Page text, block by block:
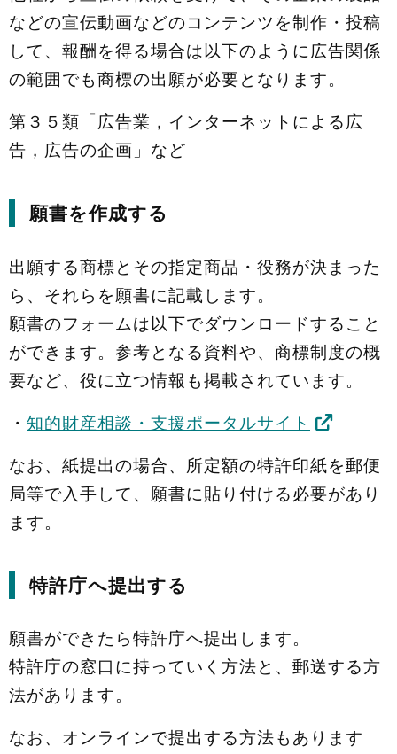
などの宣伝動画などのコンテンツを制作・投稿
して、報酬を得る場合は以下のように広告関係
の範囲でも商標の出願が必要となります。
第３５類「広告業，インターネットによる広
告，広告の企画」など
願書を作成する
出願する商標とその指定商品・役務が決まった
ら、それらを願書に記載します。
願書のフォームは以下でダウンロードすること
ができます。参考となる資料や、商標制度の概
要など、役に立つ情報も掲載されています。
・ 知的財産相談・支援ポータルサイト
なお、紙提出の場合、所定額の特許印紙を郵便
局等で入手して、願書に貼り付ける必要があり
ます。
特許庁へ提出する
願書ができたら特許庁へ提出します。
特許庁の窓口に持っていく方法と、郵送する方
法があります。
なお、オンラインで提出する方法もあります